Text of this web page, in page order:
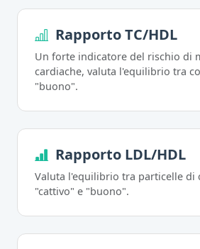
Rapporto TC/HDL
Un forte indicatore del rischio di
cardiache, valuta l'equilibrio tra
"buono".
Rapporto LDL/HDL
Valuta l'equilibrio tra particelle di
"cattivo" e "buono".